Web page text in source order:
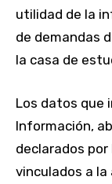
utilidad de la
de demandas
la casa de
Los datos que
Información,
declarados
vinculados a